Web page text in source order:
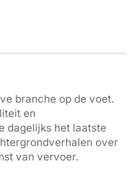
branche op de voet.
en
dagelijks het laatste
over
van vervoer.